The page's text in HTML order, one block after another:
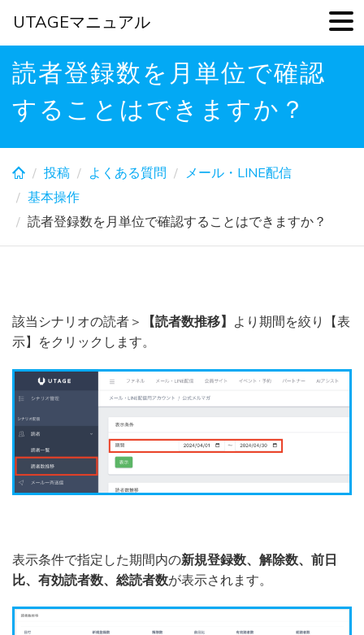
Skip
content
読者登録数を月単位で確認
することはできますか？
投稿 よくある質問
メール・LINE配信
基本操作
読者登録数を月単位で確認することはできますか？
該当シナリオの読者＞ 【読者数推移】 より期間を絞り【表
示】をクリックします。
表示条件で指定した期間内の新規登録数、解除数、前日
比、有効読者数、総読者数が表示されます。
UTAGEマニュアル